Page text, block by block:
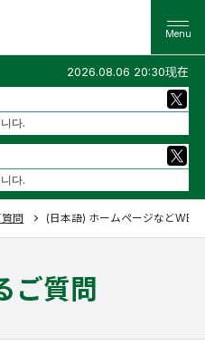
2026.08.06 20:30现在
다.
다.
問 (日本語) ホームページなどWEB
ご質問